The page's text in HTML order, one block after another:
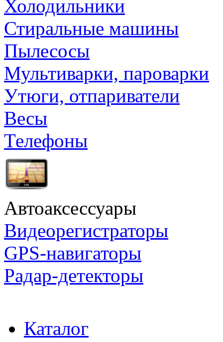
Холодильники
Стиральные машины
Пылесосы
Мультиварки, пароварки
Утюги, отпариватели
Весы
Телефоны
Автоаксессуары
Видеорегистраторы
GPS-навигаторы
Радар-детекторы
Каталог